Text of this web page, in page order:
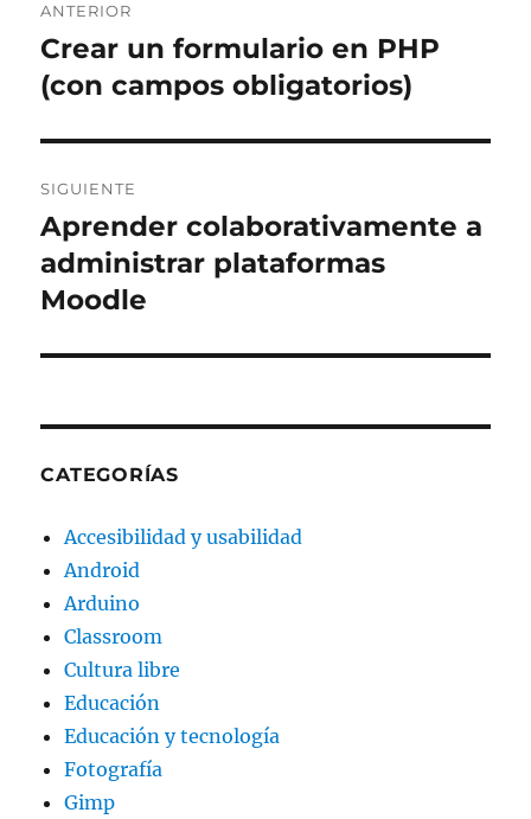
de
entradas
ANTERIOR
Entrada
anterior:
Crear un formulario en PHP
(con campos obligatorios)
SIGUIENTE
Entrada
siguiente:
Aprender colaborativamente a
administrar plataformas
Moodle
CATEGORÍAS
Accesibilidad y usabilidad
Android
Arduino
Classroom
Cultura libre
Educación
Educación y tecnología
Fotografía
Gimp